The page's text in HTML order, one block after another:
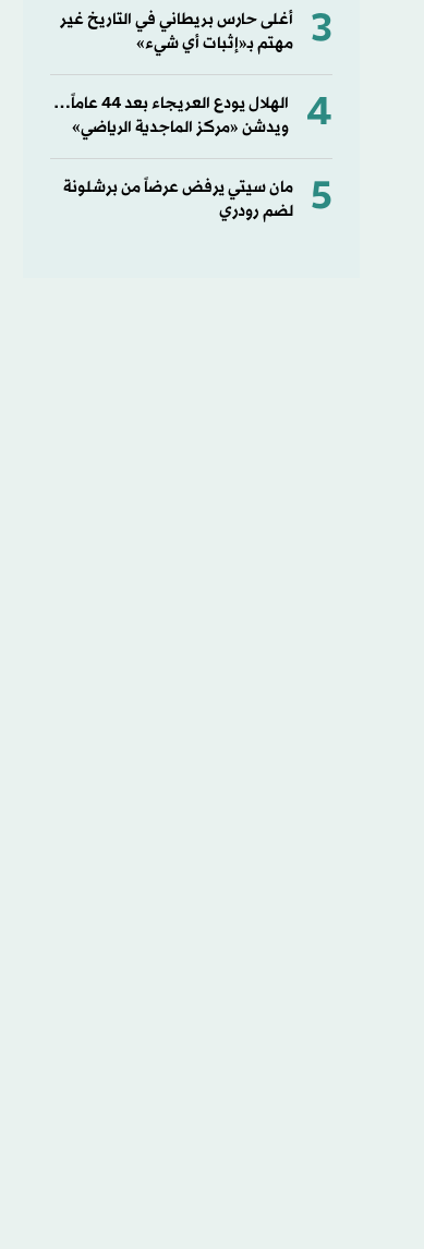
3
أغلى حارس بريطاني في التاريخ غير
مهتم بـ«إثبات أي شيء»
4
الهلال يودع العريجاء بعد 44 عاماً…
ويدشن «مركز الماجدية الرياضي»
5
مان سيتي يرفض عرضاً من برشلونة
لضم رودري